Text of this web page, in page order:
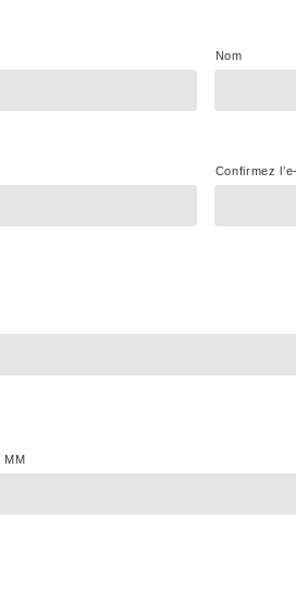
Nom
Confirmez
MM